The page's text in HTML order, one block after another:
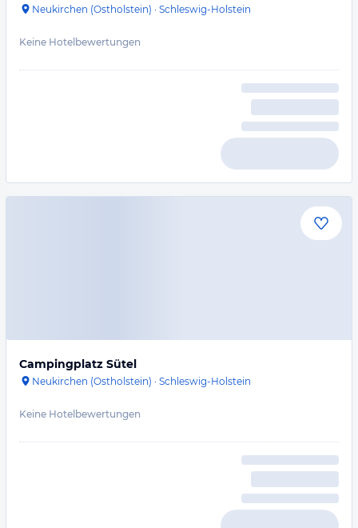
Neukirchen (Ostholstein) · Schleswig-Holstein
Keine Hotelbewertungen
Campingplatz Sütel
Neukirchen (Ostholstein) · Schleswig-Holstein
Keine Hotelbewertungen